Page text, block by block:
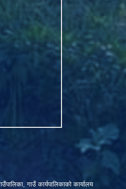
गाउँ कार्यपालिकाको कार्यालय